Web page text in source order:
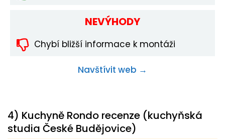
NEVÝHODY
Chybí bližší informace k montáži
Navštívit web →
4) Kuchyně Rondo recenze (kuchyňská
studia České Budějovice)